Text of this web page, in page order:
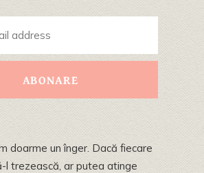
ABONARE
doarme un înger. Dacă fiecare
l trezească, ar putea atinge